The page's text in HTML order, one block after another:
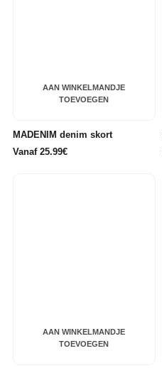
AAN WINKELMANDJE
TOEVOEGEN
MADENIM denim skort
Vanaf 25.99€
AAN WINKELMANDJE
TOEVOEGEN